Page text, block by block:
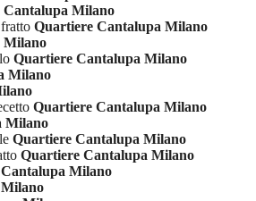
Cantalupa Milano
Quartiere Cantalupa Milano
Milano
Quartiere Cantalupa Milano
Milano
Quartiere Cantalupa Milano
Milano
Quartiere Cantalupa Milano
Quartiere Cantalupa Milano
Milano